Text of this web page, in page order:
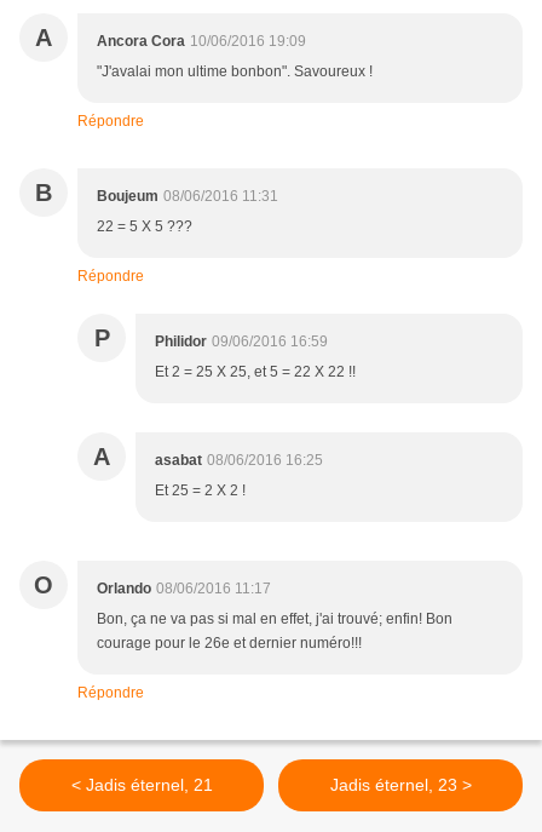
A Ancora Cora 10/06/2016 19:09
"J'avalai mon ultime bonbon". Savoureux !
Répondre
B Boujeum 08/06/2016 11:31
22 = 5 X 5 ???
Répondre
P Philidor 09/06/2016 16:59
Et 2 = 25 X 25, et 5 = 22 X 22 !!
A asabat 08/06/2016 16:25
Et 25 = 2 X 2 !
O Orlando 08/06/2016 11:17
Bon, ça ne va pas si mal en effet, j'ai trouvé; enfin! Bon
courage pour le 26e et dernier numéro!!!
Répondre
< Jadis éternel, 21 Jadis éternel, 23 >